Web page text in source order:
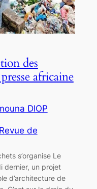
des
africaine
DIOP
Revue de
s’organise Le
dernier, un projet
d’architecture de